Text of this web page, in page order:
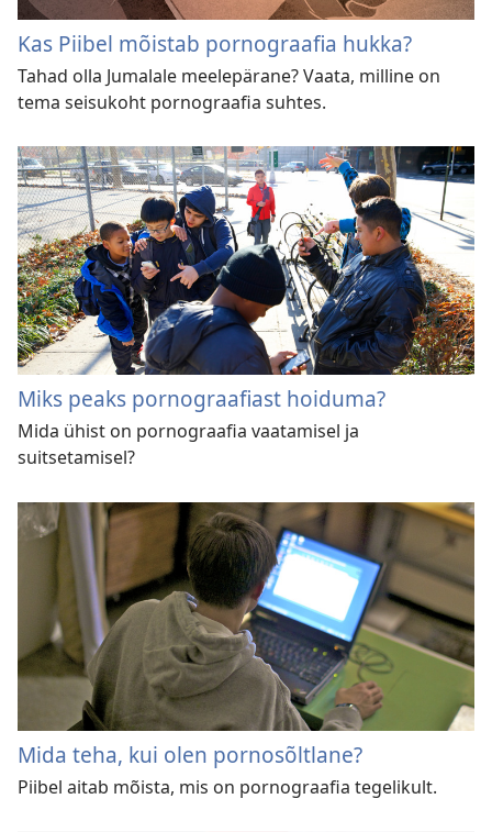
Kas Piibel mõistab pornograafia hukka?
Tahad olla Jumalale meelepärane? Vaata, milline on
tema seisukoht pornograafia suhtes.
Miks peaks pornograafiast hoiduma?
Mida ühist on pornograafia vaatamisel ja
suitsetamisel?
Mida teha, kui olen pornosõltlane?
Piibel aitab mõista, mis on pornograafia tegelikult.